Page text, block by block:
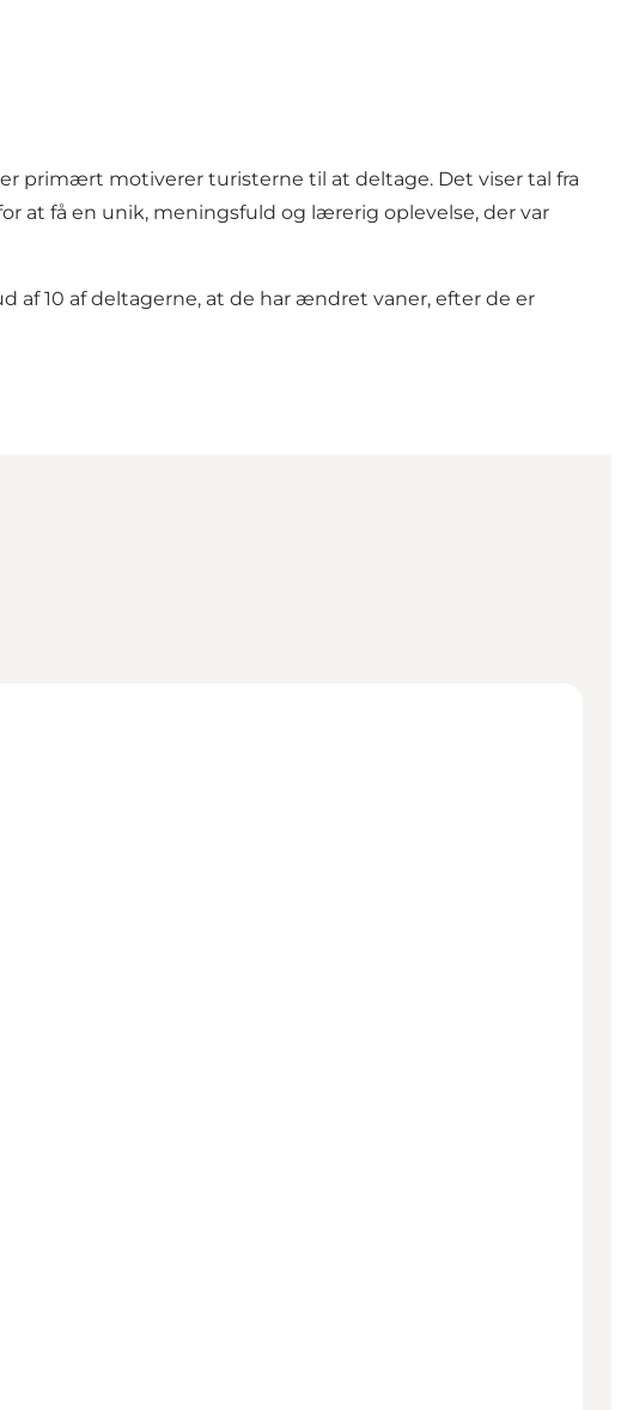
primært motiverer turisterne til at deltage. Det viser tal fra
at få en unik, meningsfuld og lærerig oplevelse, der var
af 10 af deltagerne, at de har ændret vaner, efter de er